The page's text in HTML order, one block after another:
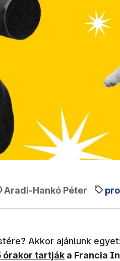
Aradi-Hankó Péter
Akkor ajánlunk
órakor tartják a Francia